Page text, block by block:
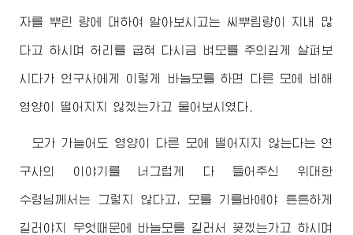
자를 뿌린 량에 대하여 알아보시고는 씨뿌림량이 지내 많
다고 하시며 허리를 굽혀 다시금 벼모를 주의깊게 살펴보
시다가 연구사에게 이렇게 바늘모를 하면 다른 모에 비해
영양이 떨어지지 않겠는가고 물어보시였다.
모가 가늘어도 영양이 다른 모에 떨어지지 않는다는 연
구사의 이야기를 너그럽게 다 들어주신 위대한
수령님께서 는 그렇지 않다고, 모를 기를바에야 튼튼하게
길러야지 무엇때문에 바늘모를 길러서 꽂겠는가고 하시며